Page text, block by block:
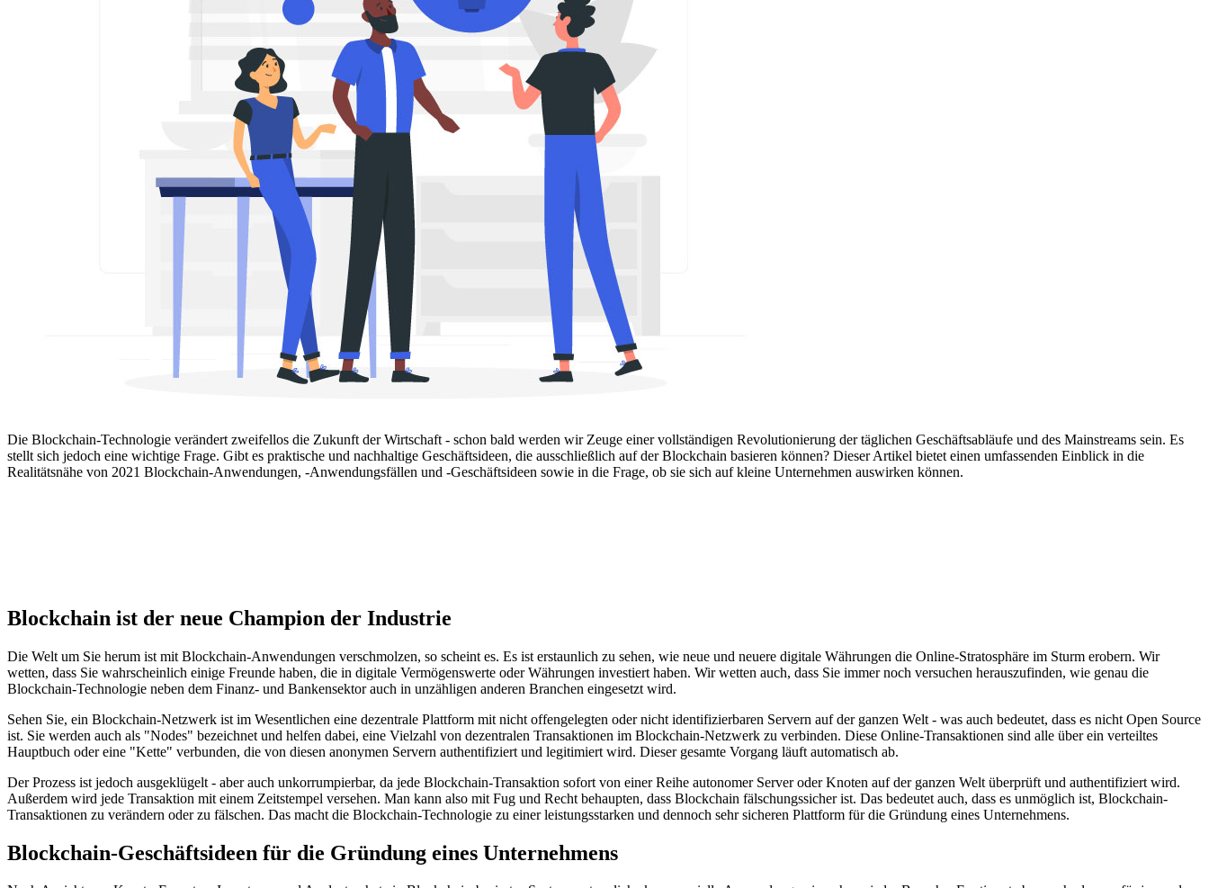
Die Blockchain-Technologie verändert zweifellos die Zukunft der Wirtschaft - schon bald werden wir Zeuge einer vollständigen Revolutionierung der täglichen Geschäftsabläufe und des Mainstreams sein. Es
stellt sich jedoch eine wichtige Frage. Gibt es praktische und nachhaltige Geschäftsideen, die ausschließlich auf der Blockchain basieren können? Dieser Artikel bietet einen umfassenden Einblick in die
Realitätsnähe von 2021 Blockchain-Anwendungen, -Anwendungsfällen und -Geschäftsideen sowie in die Frage, ob sie sich auf kleine Unternehmen auswirken können.
Blockchain ist der neue Champion der Industrie
Die Welt um Sie herum ist mit Blockchain-Anwendungen verschmolzen, so scheint es. Es ist erstaunlich zu sehen, wie neue und neuere digitale Währungen die Online-Stratosphäre im Sturm erobern. Wir
wetten, dass Sie wahrscheinlich einige Freunde haben, die in digitale Vermögenswerte oder Währungen investiert haben. Wir wetten auch, dass Sie immer noch versuchen herauszufinden, wie genau die
Blockchain-Technologie neben dem Finanz- und Bankensektor auch in unzähligen anderen Branchen eingesetzt wird.
Sehen Sie, ein Blockchain-Netzwerk ist im Wesentlichen eine dezentrale Plattform mit nicht offengelegten oder nicht identifizierbaren Servern auf der ganzen Welt - was auch bedeutet, dass es nicht Open Source
ist. Sie werden auch als "Nodes" bezeichnet und helfen dabei, eine Vielzahl von dezentralen Transaktionen im Blockchain-Netzwerk zu verbinden. Diese Online-Transaktionen sind alle über ein verteiltes
Hauptbuch oder eine "Kette" verbunden, die von diesen anonymen Servern authentifiziert und legitimiert wird. Dieser gesamte Vorgang läuft automatisch ab.
Der Prozess ist jedoch ausgeklügelt - aber auch unkorrumpierbar, da jede Blockchain-Transaktion sofort von einer Reihe autonomer Server oder Knoten auf der ganzen Welt überprüft und authentifiziert wird.
Außerdem wird jede Transaktion mit einem Zeitstempel versehen. Man kann also mit Fug und Recht behaupten, dass Blockchain fälschungssicher ist. Das bedeutet auch, dass es unmöglich ist, Blockchain-
Transaktionen zu verändern oder zu fälschen. Das macht die Blockchain-Technologie zu einer leistungsstarken und dennoch sehr sicheren Plattform für die Gründung eines Unternehmens.
Blockchain-Geschäftsideen für die Gründung eines Unternehmens